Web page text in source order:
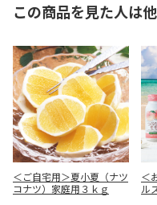
この商品を見た人は
＜ご自宅用＞夏小夏（ナツ
コナツ）家庭用３ｋｇ
＜
ル